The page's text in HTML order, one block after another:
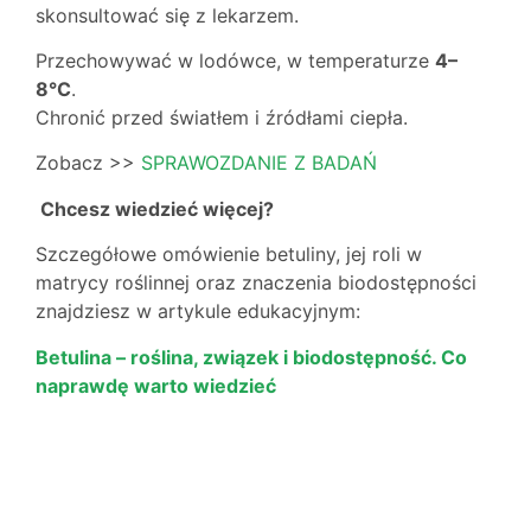
skonsultować się z lekarzem.
Przechowywać w lodówce, w temperaturze 4–
8°C.
Chronić przed światłem i źródłami ciepła.
Zobacz >> SPRAWOZDANIE Z BADAŃ
Chcesz wiedzieć więcej?
Szczegółowe omówienie betuliny, jej roli w
matrycy roślinnej oraz znaczenia biodostępności
znajdziesz w artykule edukacyjnym:
Betulina – roślina, związek i biodostępność. Co
naprawdę warto wiedzieć